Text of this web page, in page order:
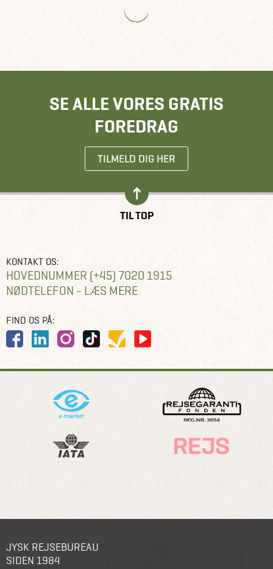
SE ALLE VORES GRATIS
FOREDRAG
TILMELD DIG HER
TIL TOP
KONTAKT OS:
HOVEDNUMMER (+45) 7020 1915
NØDTELEFON - LÆS MERE
FIND OS PÅ:
JYSK REJSEBUREAU
SIDEN 1984